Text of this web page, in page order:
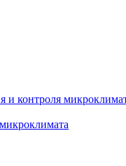
и контроля